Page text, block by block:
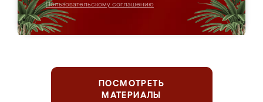
Пользовательскому соглашению
ПОСМОТРЕТЬ
МАТЕРИАЛЫ